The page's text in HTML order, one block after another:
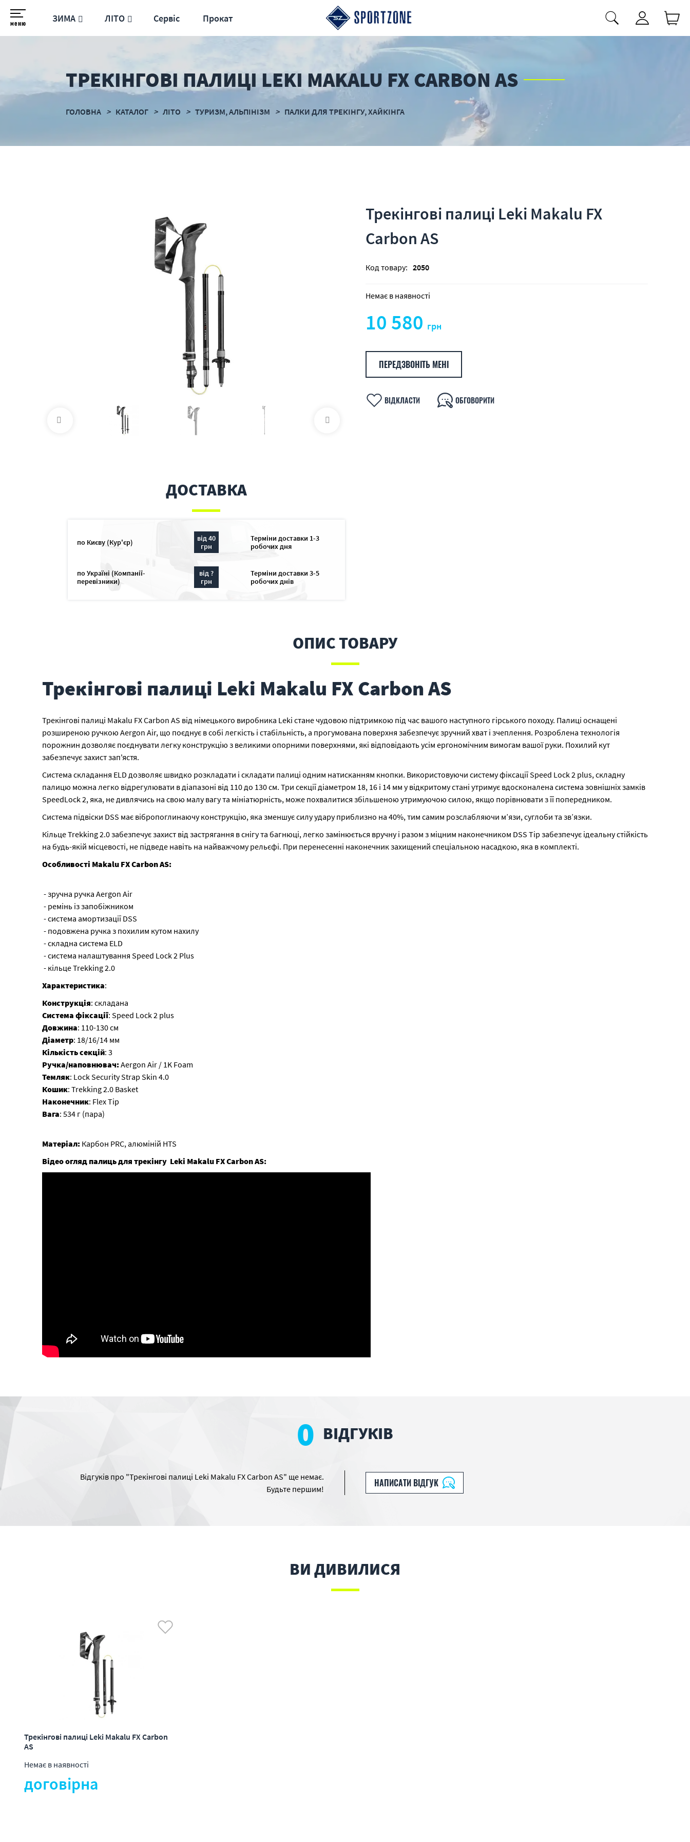
меню ЗИМА ЛІТО Сервіс Прокат
ТРЕКІНГОВІ ПАЛИЦІ LEKI MAKALU FX CARBON AS
ГОЛОВНА КАТАЛОГ ЛІТО ТУРИЗМ, АЛЬПІНІЗМ ПАЛКИ ДЛЯ ТРЕКІНГУ, ХАЙКІНГА
Трекінгові палиці Leki Makalu FX
Carbon AS
Код товару: 2050
Немає в наявності
10 580 грн
ПЕРЕДЗВОНІТЬ МЕНІ
ВІДКЛАСТИ ОБГОВОРИТИ
ДОСТАВКА
по Києву (Кур'єр)
від 40
грн
Терміни доставки 1-3
робочих дня
по Україні (Компанії-
перевізники)
від ?
грн
Терміни доставки 3-5
робочих днів
ОПИС ТОВАРУ
Трекінгові палиці Leki Makalu FX Carbon AS
Трекінгові палиці Makalu FX Carbon AS від німецького виробника Leki стане чудовою підтримкою під час вашого наступного гірського походу. Палиці оснащені
розширеною ручкою Aergon Air, що поєднує в собі легкість і стабільність, а прогумована поверхня забезпечує зручний хват і зчеплення. Розроблена технологія
порожнин дозволяє поєднувати легку конструкцію з великими опорними поверхнями, які відповідають усім ергономічним вимогам вашої руки. Похилий кут
забезпечує захист зап'ястя.
Система складання ELD дозволяє швидко розкладати і складати палиці одним натисканням кнопки. Використовуючи систему фіксації Speed Lock 2 plus, складну
палицю можна легко відрегулювати в діапазоні від 110 до 130 см. Три секції діаметром 18, 16 і 14 мм у відкритому стані утримує вдосконалена система зовнішніх замків
SpeedLock 2, яка, не дивлячись на свою малу вагу та мініатюрність, може похвалитися збільшеною утримуючою силою, якщо порівнювати з її попередником.
Система підвіски DSS має вібропоглинаючу конструкцію, яка зменшує силу удару приблизно на 40%, тим самим розслабляючи м’язи, суглоби та зв’язки.
Кільце Trekking 2.0 забезпечує захист від застрягання в снігу та багнюці, легко замінюється вручну і разом з міцним наконечником DSS Tip забезпечує ідеальну стійкість
на будь-якій місцевості, не підведе навіть на найважчому рельєфі. При перенесенні наконечник захищений спеціальною насадкою, яка в комплекті.
Особливості Makalu FX Carbon AS:
- зручна ручка Aergon Air
- ремінь із запобіжником
- система амортизації DSS
- подовжена ручка з похилим кутом нахилу
- складна система ELD
- система налаштування Speed Lock 2 Plus
- кільце Trekking 2.0
Характеристика:
Конструкція: складана
Система фіксації: Speed ​​Lock 2 plus
Довжина: 110-130 см
Діаметр: 18/16/14 мм
Кількістьсекцій: 3
Ручка/наповнювач:Aergon Air / 1K Foam
Темляк: Lock Security Strap Skin 4.0
Кошик: Trekking 2.0 Basket
Наконечник: Flex Tip
Вага: 534 г (пара)
Матеріал:Карбон PRC, алюміній HTS
Відео огляд палиць для трекінгу Leki Makalu FX Carbon AS:
0 ВІДГУКІВ
Відгуків про "Трекінгові палиці Leki Makalu FX Carbon AS" ще немає.
Будьте першим!
НАПИСАТИ ВІДГУК
ВИ ДИВИЛИСЯ
Трекінгові палиці Leki Makalu FX Carbon
AS
Немає в наявності
договірна